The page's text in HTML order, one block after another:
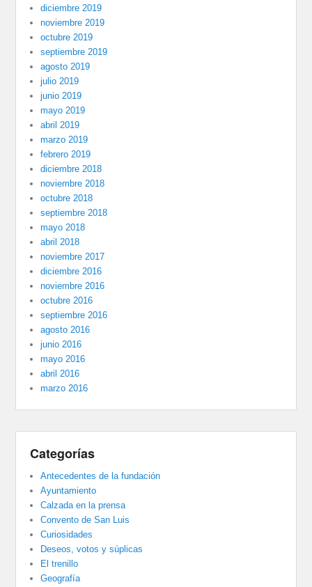
diciembre 2019
noviembre 2019
octubre 2019
septiembre 2019
agosto 2019
julio 2019
junio 2019
mayo 2019
abril 2019
marzo 2019
febrero 2019
diciembre 2018
noviembre 2018
octubre 2018
septiembre 2018
mayo 2018
abril 2018
noviembre 2017
diciembre 2016
noviembre 2016
octubre 2016
septiembre 2016
agosto 2016
junio 2016
mayo 2016
abril 2016
marzo 2016
Categorías
Antecedentes de la fundación
Ayuntamiento
Calzada en la prensa
Convento de San Luis
Curiosidades
Deseos, votos y súplicas
El trenillo
Geografía